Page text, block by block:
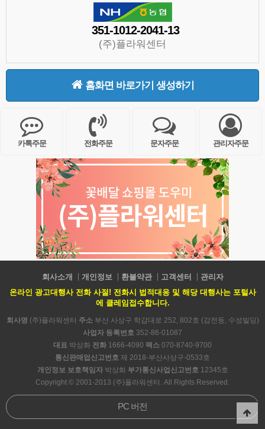
351-1012-2041-13
(주)플라워센터
홈화면 바로가기 생성하기
카톡주문 전화주문 문자주문 관리자주문
회사소개 개인정보 환불약관 고객센터
관리자
온라인 광고대행사 전화 사절! 전화시 법적대응 및 해당 대행사는 포털사
에 클레임접수합니다.
회사명 (주)플라워센터 주소부산 사상구 학감대로 252, 802호 (감전동, 수성빌딩)
사업자 등록번호 352-86-01087
대표 박상화 전화 1666-4090 팩스 070-8740-9700
통신판매업신고번호 제 2018-부산사상구-0533호
개인정보 보호책임자박상화 부가통신사업신고번호12345호
Copyright © 2001-2013 (주)플라워센터. All Rights Reserved.
PC 버전